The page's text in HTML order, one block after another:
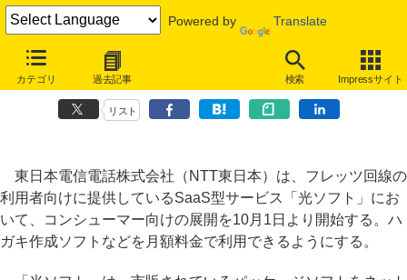
Powered by Translate
カテゴリ 過去記事 検索 Impressサイト
NTT東、SaaSの「光ソフト」個人向けにも提供、年賀状ソフトなど月
額料金で
リスト
東日本電信電話株式会社（NTT東日本）は、フレッツ回線の
利用者向けに提供しているSaaS型サービス「光ソフト」にお
いて、コンシューマー向けの展開を10月1日より開始する。ハ
ガキ作成ソフトなどを月額料金で利用できるようにする。